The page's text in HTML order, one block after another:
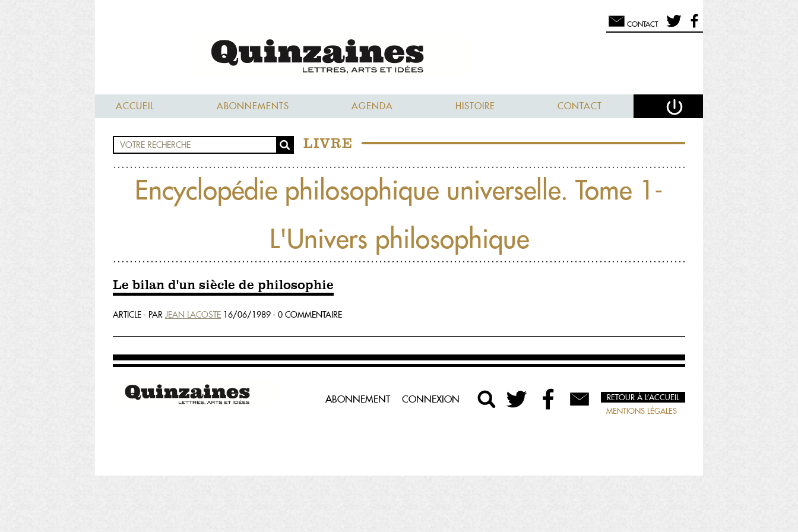
CONTACT
ACCUEIL ABONNEMENTS AGENDA HISTOIRE CONTACT
LIVRE
Encyclopédie philosophique universelle. Tome 1-
L'Univers philosophique
Le bilan d'un siècle de philosophie
ARTICLE - PAR JEAN LACOSTE 16/06/1989 - 0 COMMENTAIRE
ABONNEMENT CONNEXION
RETOUR À L’ACCUEIL
MENTIONS LÉGALES